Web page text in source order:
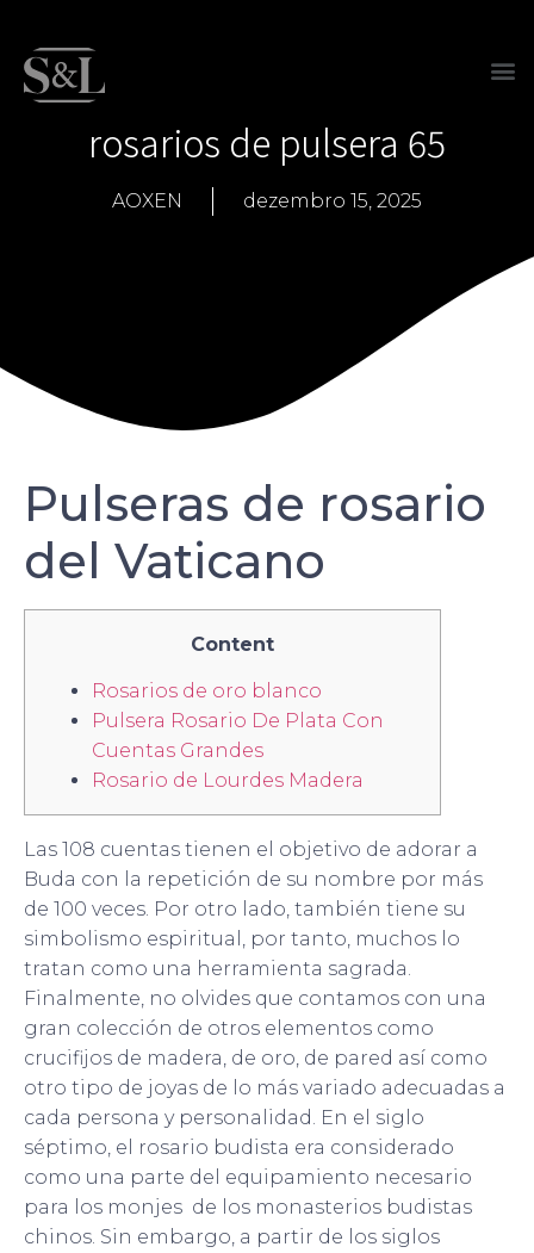
rosarios de pulsera 65
AOXEN dezembro 15, 2025
Pulseras de rosario
del Vaticano
Content
Rosarios de oro blanco
Pulsera Rosario De Plata Con
Cuentas Grandes
Rosario de Lourdes Madera
Las 108 cuentas tienen el objetivo de adorar a
Buda con la repetición de su nombre por más
de 100 veces. Por otro lado, también tiene su
simbolismo espiritual, por tanto, muchos lo
tratan como una herramienta sagrada.
Finalmente, no olvides que contamos con una
gran colección de otros elementos como
crucifijos de madera, de oro, de pared así como
otro tipo de joyas de lo más variado adecuadas a
cada persona y personalidad. En el siglo
séptimo, el rosario budista era considerado
como una parte del equipamiento necesario
para los monjes de los monasterios budistas
chinos. Sin embargo, a partir de los siglos